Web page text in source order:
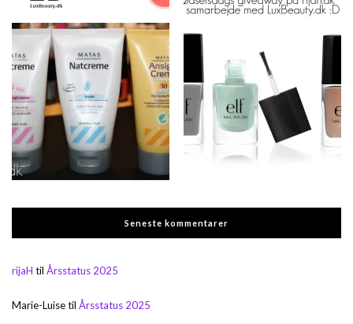
Seneste kommentarer
rijaH til Årsstatus 2025
Marie-Luisetil Årsstatus 2025